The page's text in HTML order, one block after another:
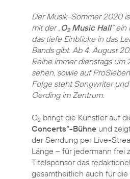
Der Musik-Sommer 2020
mit der „O2Music Hall“ ein
das tiefe Einblicke in das
Bands gibt. Ab 4. August
Reihe immer dienstags um
sehen, sowie auf
Folge steht Songwriter
Oerding im Zentrum.
O2 bringt die Künstler auf
Concerts“-Bühne und
der Sendung per Live-
Länge – für jedermann frei
Titelsponsor das
gesamtheitlich auch für die